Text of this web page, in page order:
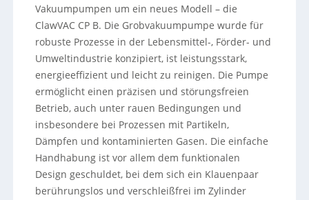
Vakuumpumpen um ein neues Modell – die
ClawVAC CP B. Die Grobvakuumpumpe wurde für
robuste Prozesse in der Lebensmittel-, Förder- und
Umweltindustrie konzipiert, ist leistungsstark,
energieeffizient und leicht zu reinigen. Die Pumpe
ermöglicht einen präzisen und störungsfreien
Betrieb, auch unter rauen Bedingungen und
insbesondere bei Prozessen mit Partikeln,
Dämpfen und kontaminierten Gasen. Die einfache
Handhabung ist vor allem dem funktionalen
Design geschuldet, bei dem sich ein Klauenpaar
berührungslos und verschleißfrei im Zylinder